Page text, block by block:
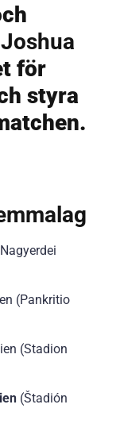
Joshua
för
styra
(Pankritio
(Stadion
(Štadión